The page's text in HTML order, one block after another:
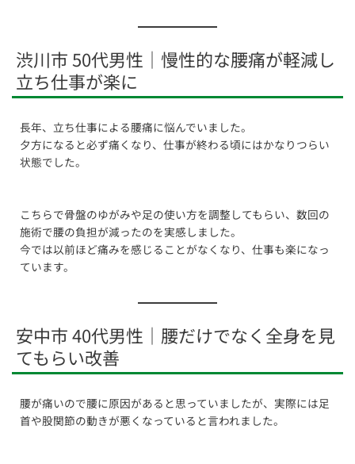
渋川市 50代男性｜慢性的な腰痛が軽減し
立ち仕事が楽に
長年、立ち仕事による腰痛に悩んでいました。
夕方になると必ず痛くなり、仕事が終わる頃にはかなりつらい
状態でした。
こちらで骨盤のゆがみや足の使い方を調整してもらい、数回の
施術で腰の負担が減ったのを実感しました。
今では以前ほど痛みを感じることがなくなり、仕事も楽になっ
ています。
安中市 40代男性｜腰だけでなく全身を見
てもらい改善
腰が痛いので腰に原因があると思っていましたが、実際には足
首や股関節の動きが悪くなっていると言われました。